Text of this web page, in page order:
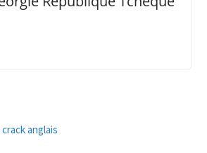
anglais